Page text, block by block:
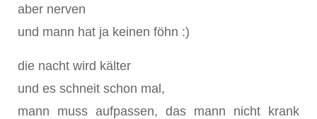
aber nerven
und mann hat ja keinen föhn :)
die nacht wird kälter
und es schneit schon mal,
mann muss aufpassen, das mann nicht krank